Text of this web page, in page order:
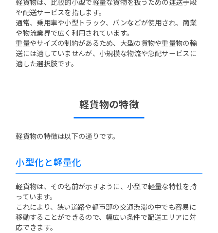
や配送サービスを指します。
通常、乗用車や小型トラック、バンなどが使用され、商業
や物流業界で広く利用されています。
重量やサイズの制約があるため、大型の貨物や重量物の輸
送には適していませんが、小規模な物流や急配サービスに
適した選択肢です。
軽貨物の特徴
軽貨物の特徴は以下の通りです。
小型化と軽量化
軽貨物は、その名前が示すように、小型で軽量な特性を持
っています。
これにより、狭い道路や都市部の交通渋滞の中でも容易に
移動することができるので、幅広い条件で配送エリアに対
応できます。